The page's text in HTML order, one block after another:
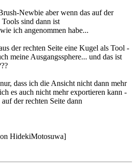
Newbie aber wenn das auf der
sind dann ist
ich angenommen habe...
der rechten Seite eine Kugel als Tool -
meine Ausgangssphere... und das ist
dass ich die Ansicht nicht dann mehr
es auch nicht mehr exportieren kann -
der rechten Seite dann
HidekiMotosuwa]